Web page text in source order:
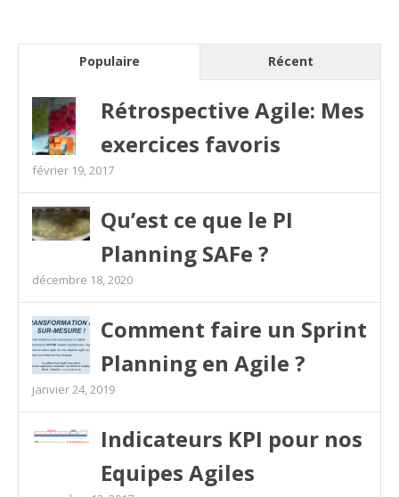
Populaire Récent
Rétrospective Agile: Mes
exercices favoris
février 19, 2017
Qu’est ce que le PI
Planning SAFe ?
décembre 18, 2020
Comment faire un Sprint
Planning en Agile ?
janvier 24, 2019
Indicateurs KPI pour nos
Equipes Agiles